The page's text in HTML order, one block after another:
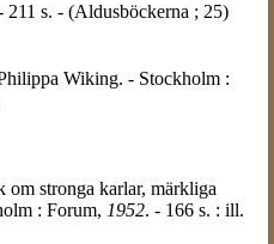
s. - (Aldusböckerna ; 25)
Wiking. - Stockholm :
om stronga karlar, märkliga
: Forum, 1952. - 166 s. : ill.